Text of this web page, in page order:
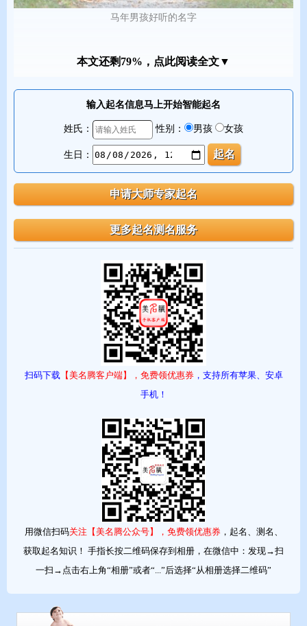
马年男孩好听的名字
二、时尚好听的马年男孩名字推荐
根据现代父母偏爱的简约、大气、有文化底蕴的风格，我将名字分
第一类：大气奔腾型——尽显男子气概
这类名字直接体现马的奔跑、力量与自由，适合性格外向、阳光开
朗的男孩。
1. 驰野
寓意：驰骋原野，无拘无束。直接描绘骏马奔腾于广阔天地的画
面，充满生命力与冒险精神。
搭配建议：适合姓王、李、张等单字姓氏，如“张驰野”，读来铿锵
2. 腾骁
寓意：腾为上升、奔腾；骁指勇猛的骏马。二字结合，寓意勇往直
前、骁勇善战，气场强大。
生肖加分：带“马”字旁的“骁”是马年专属吉字。
寓意：驾驭长风，潇洒自如。出自“列子御风而行”，带有仙侠般的
飘逸感，名字简短却意境深远。
适合：性格内敛但有想法的男孩，低调中透着不凡。
第二类：儒雅斯文型——有书卷气的少年
本文还剩79%，点此阅读全文▼
输入起名信息马上开始智能起名
姓氏： 性别： 男孩 女孩
生日：
扫码下载【美名腾客户端】，免费领优惠券，支持所有苹果、安卓
手机！
用微信扫码关注【美名腾公众号】，免费领优惠券，起名、测名、
获取起名知识！ 手指长按二维码保存到相册，在微信中：发现→扫
一扫→点击右上角“相册”或者“...”后选择“从相册选择二维码”